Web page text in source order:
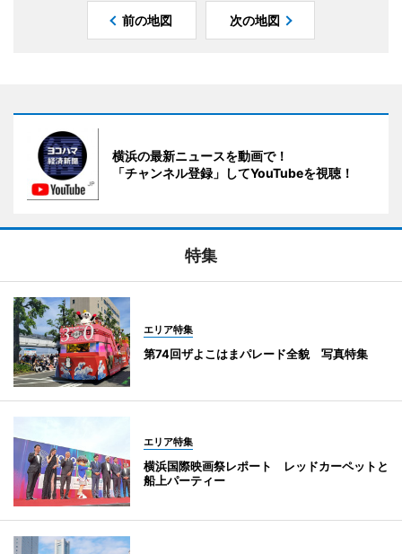
前の地図 次の地図
横浜の最新ニュースを動画で！
「チャンネル登録」してYouTubeを視聴！
特集
エリア特集
第74回ザよこはまパレード全貌 写真特集
エリア特集
横浜国際映画祭レポート レッドカーペットと
船上パーティー